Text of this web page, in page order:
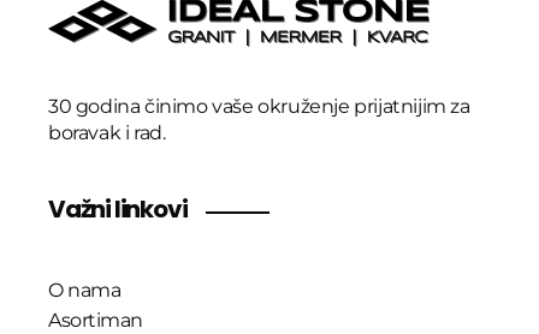
30 godina činimo vaše okruženje prijatnijim za
boravak i rad.
Važni linkovi
O nama
Asortiman